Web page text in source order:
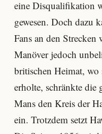
eine Disqualifikation
gewesen. Doch dazu
Fans an den
Manöver jedoch
britischen Heimat,
erholte, schränkte
Mans den Kreis der
ein. Trotzdem setzt